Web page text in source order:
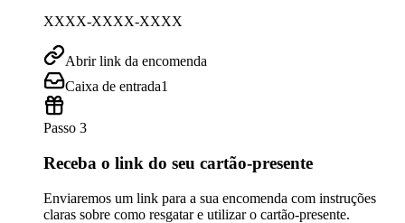
XXXX-XXXX-XXXX
Abrir link da encomenda
Caixa de entrada1
Passo 3
Receba o link do seu cartão-presente
Enviaremos um link para a sua encomenda com instruções
claras sobre como resgatar e utilizar o cartão-presente.